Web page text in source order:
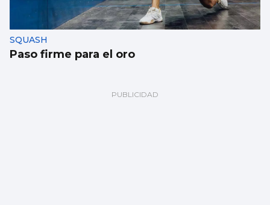
SQUASH
Paso firme para el oro